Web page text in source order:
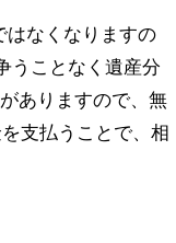
はなくなりますの
うことなく遺産分
ありますので、無
支払うことで、相